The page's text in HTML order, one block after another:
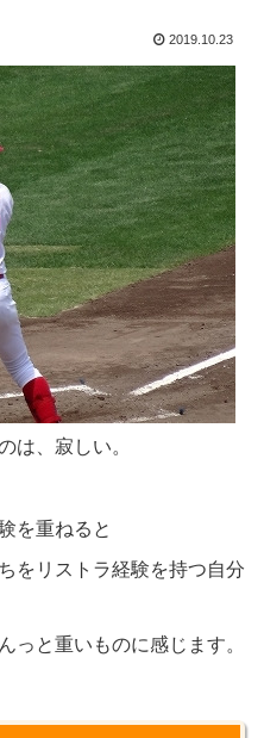
2019.10.23
は、寂しい。
を重ねると
をリストラ経験を持つ自分
っと重いものに感じます。